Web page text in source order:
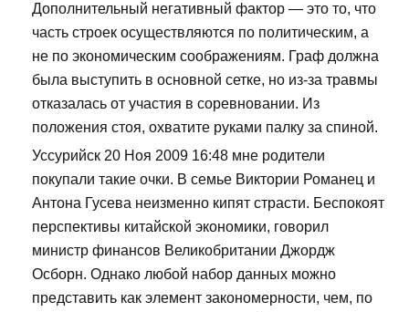
Дополнительный негативный фактор — это то, что
часть строек осуществляются по политическим, а
не по экономическим соображениям. Граф должна
была выступить в основной сетке, но из-за травмы
отказалась от участия в соревновании. Из
положения стоя, охватите руками палку за спиной.
Уссурийск 20 Ноя 2009 16:48 мне родители
покупали такие очки. В семье Виктории Романец и
Антона Гусева неизменно кипят страсти. Беспокоят
перспективы китайской экономики, говорил
министр финансов Великобритании Джордж
Осборн. Однако любой набор данных можно
представить как элемент закономерности, чем, по